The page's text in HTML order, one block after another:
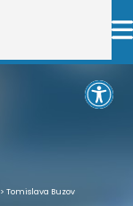
> Tomislava Buzov